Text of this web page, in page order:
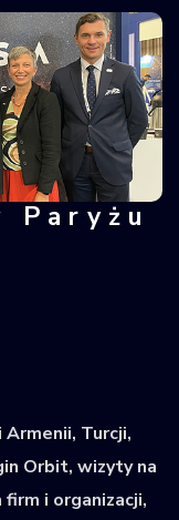
–
Paryżu
Turcji,
Orbit, wizyty na
i organizacji,